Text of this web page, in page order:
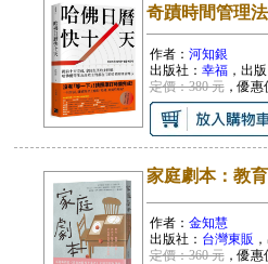
奇蹟時間管理法
作者： 河知銀
出版社： 幸福，出
定價：380 元，優惠
家庭劇本：教
作者： 金知慧
出版社： 台灣東販
定價：360 元，優惠